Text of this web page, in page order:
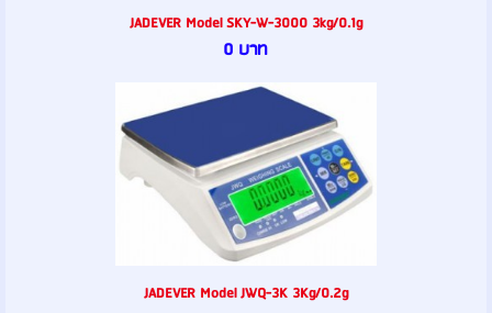
JADEVER Model SKY-W-3000 3kg/0.1g
0 บาท
JADEVER Model JWQ-3K 3Kg/0.2g